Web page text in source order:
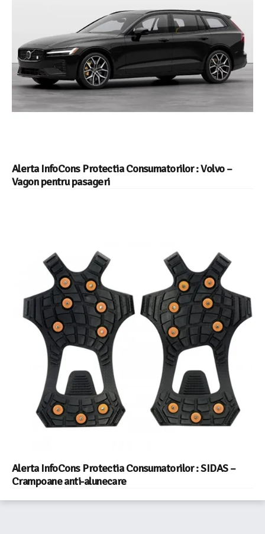
Alerta InfoCons Protectia Consumatorilor : Volvo –
Vagon pentru pasageri
Alerta InfoCons Protectia Consumatorilor : SIDAS –
Crampoane anti-alunecare